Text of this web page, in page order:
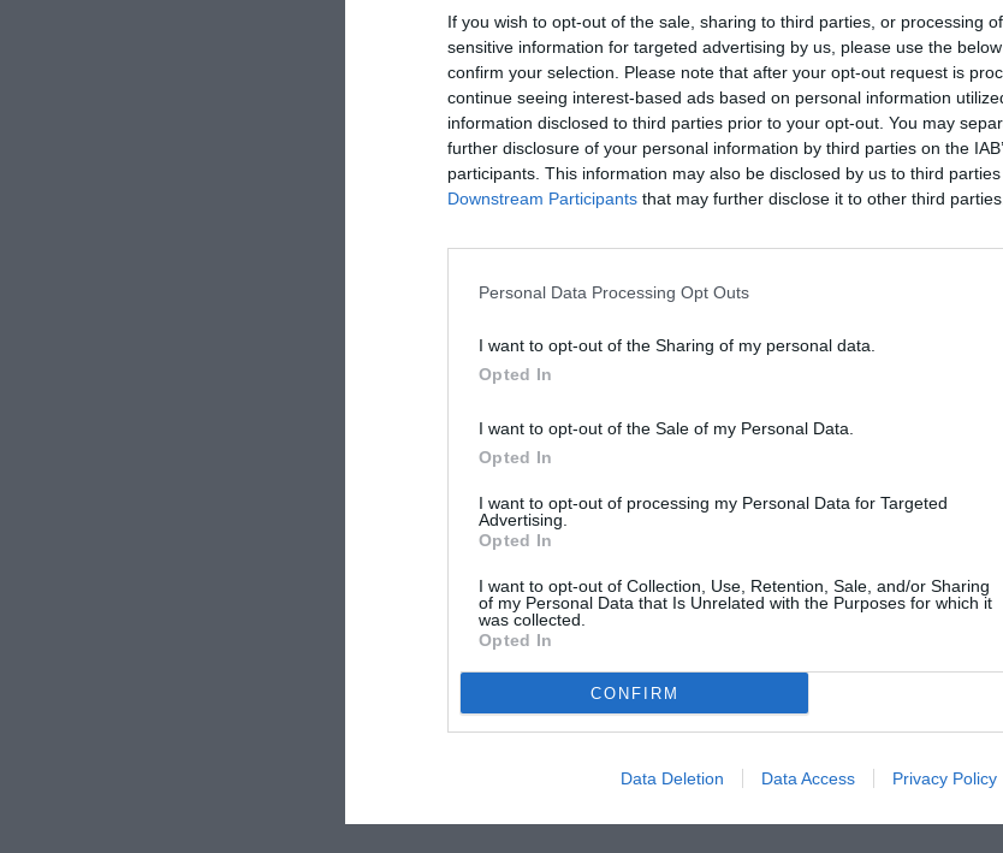
If you wish to opt-out of the sale, sharing to third parties, or processing
sensitive information for targeted advertising by us, please use the
confirm your selection. Please note that after your opt-out request is
continue seeing interest-based ads based on personal information
information disclosed to third parties prior to your opt-out. You may
further disclosure of your personal information by third parties on the
participants. This information may also be disclosed by us to third
Downstream Participants that may further disclose it to other third parties.
Personal Data Processing Opt Outs
I want to opt-out of the Sharing of my personal data.
Opted In
I want to opt-out of the Sale of my Personal Data.
Opted In
I want to opt-out of processing my Personal Data for Targeted
Advertising.
Opted In
I want to opt-out of Collection, Use, Retention, Sale, and/or Sharing
of my Personal Data that Is Unrelated with the Purposes for which it
was collected.
Opted In
CONFIRM
Data Deletion Data Access Privacy Policy